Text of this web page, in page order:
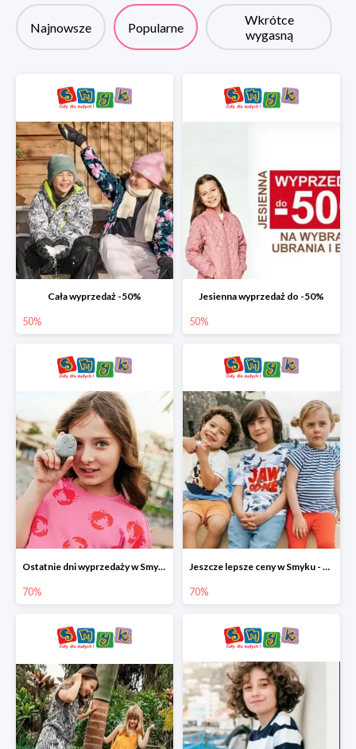
Najnowsze Popularne
Wkrótce
wygasną
Cała wyprzedaż -50%
50%
Jesienna wyprzedaż do -50%
50%
Ostatnie dni wyprzedaży w Smyku - ubrania i buty do -70%
70%
Jeszcze lepsze ceny w Smyku - ubrania i buty do -70%
70%